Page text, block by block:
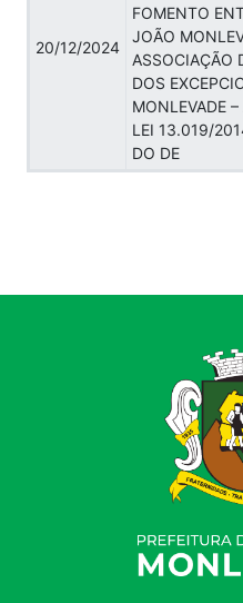
20/12/2024
FOMENTO
JOÃO
ASSOCIAÇÃO
DOS
MONLEVADE
LEI 13.019/
DO DE